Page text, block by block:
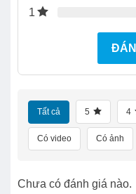
1
Tất cả 5 4
Có video Có ảnh
Chưa có đánh giá nào.